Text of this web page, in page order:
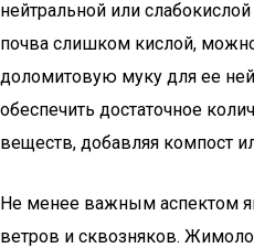
нейтральной или
почва слишком кислой,
доломитовую муку для ее
обеспечить достаточное
веществ, добавляя компост
Не менее важным аспектом
ветров и сквозняков.